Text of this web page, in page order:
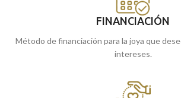
FINANCIACIÓN
Método de financiación para la joya que
intereses.